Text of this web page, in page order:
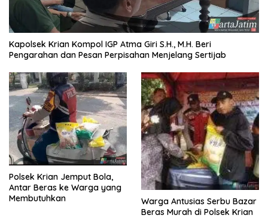
Kapolsek Krian Kompol IGP Atma Giri S.H., M.H. Beri
Pengarahan dan Pesan Perpisahan Menjelang Sertijab
Polsek Krian Jemput Bola,
Antar Beras ke Warga yang
Membutuhkan
Warga Antusias Serbu Bazar
Beras Murah di Polsek Krian